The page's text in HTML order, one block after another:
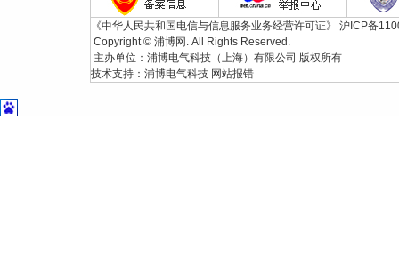
《中华人民共和国电信与信息服务业务经营许可证》 沪ICP备
Copyright © 浦博网. All Rights Reserved.
主办单位：浦博电气科技（上海）有限公司 版权所有
技术支持： 浦博电气科技 网站报错